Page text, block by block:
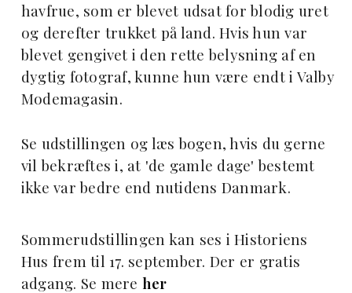
havfrue, som er blevet udsat for blodig uret
og derefter trukket på land. Hvis hun var
blevet gengivet i den rette belysning af en
dygtig fotograf, kunne hun være endt i Valby
Modemagasin.
Se udstillingen og læs bogen, hvis du gerne
vil bekræftes i, at 'de gamle dage' bestemt
ikke var bedre end nutidens Danmark.
Sommerudstillingen kan ses i Historiens
Hus frem til 17. september. Der er gratis
adgang. Se mere her